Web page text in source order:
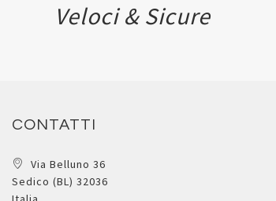
Veloci & Sicure
CONTATTI
Via Belluno 36
Sedico (BL) 32036